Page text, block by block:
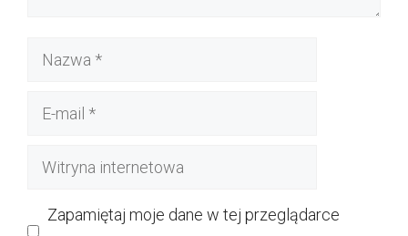
Nazwa
Witryna
Zapamiętaj moje dane w tej przeglądarce